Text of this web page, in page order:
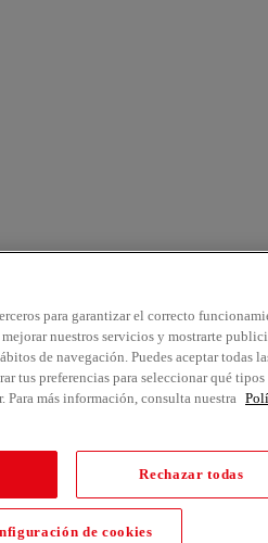
para garantizar el correcto
nuestros servicios y mostrarte
de navegación. Puedes aceptar todas
tus preferencias para seleccionar qué tipos
Para más información, consulta nuestra
Rechazar todas
de cookies